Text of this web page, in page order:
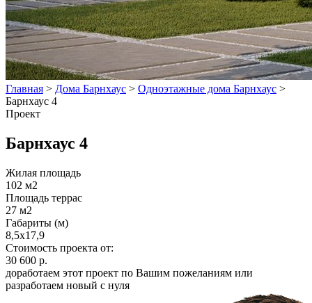
Главная > Дома Барнхаус > Одноэтажные дома Барнхаус >
Барнхаус 4
Проект
Барнхаус 4
Жилая площадь
102 м2
Площадь террас
27 м2
Габариты (м)
8,5х17,9
Стоимость проекта от:
30 600 р.
доработаем этот проект по Вашим пожеланиям или
разработаем новый с нуля